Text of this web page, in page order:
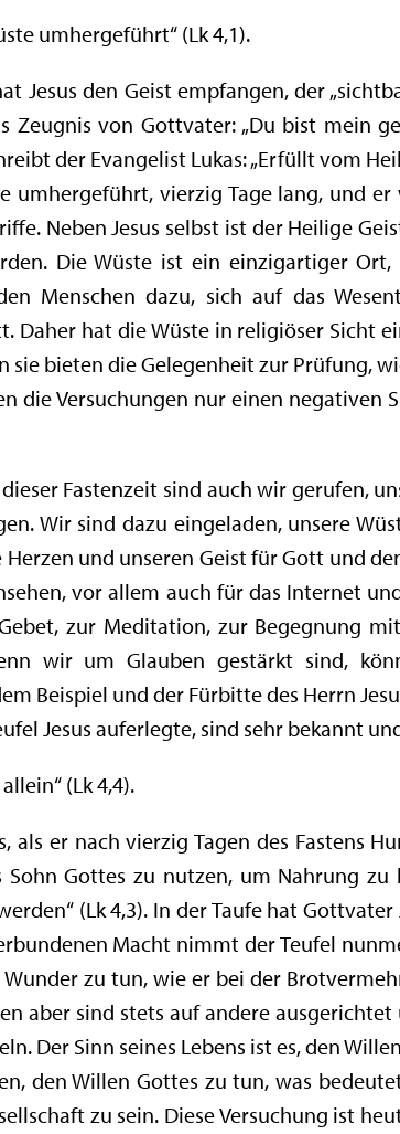
umhergeführt“ (Lk 4,1).
Jesus den Geist empfangen, der
Zeugnis von Gottvater: „Du bist mein
der Evangelist Lukas: „Erfüllt vom
umhergeführt, vierzig Tage lang, und er
Neben Jesus selbst ist der Heilige
Die Wüste ist ein einzigartiger
Menschen dazu, sich auf das
Daher hat die Wüste in religiöser Sicht
sie bieten die Gelegenheit zur Prüfung,
die Versuchungen nur einen negativen
Fastenzeit sind auch wir gerufen,
Wir sind dazu eingeladen, unsere
und unseren Geist für Gott und
vor allem auch für das Internet
zur Meditation, zur Begegnung
wir um Glauben gestärkt sind,
Beispiel und der Fürbitte des Herrn
Jesus auferlegte, sind sehr bekannt
(Lk 4,4).
als er nach vierzig Tagen des Fastens
Gottes zu nutzen, um Nahrung zu
(Lk 4,3). In der Taufe hat
Macht nimmt der Teufel
zu tun, wie er bei der
aber sind stets auf andere
Der Sinn seines Lebens ist es, den
den Willen Gottes zu tun, was
zu sein. Diese Versuchung ist